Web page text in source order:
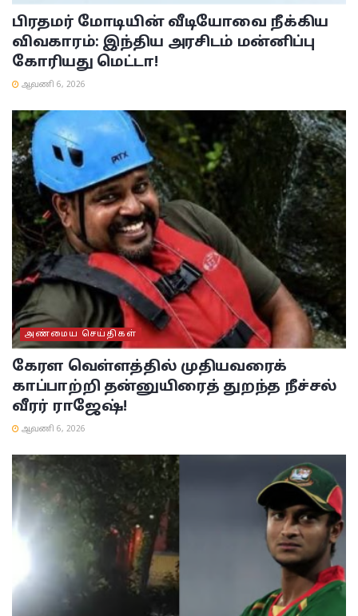
பிரதமர் மோடியின் வீடியோவை நீக்கிய
விவகாரம்: இந்திய அரசிடம் மன்னிப்பு
கோரியது மெட்டா!
ஆவணி 6, 2026
அண்மைய செய்திகள்
கேரள வெள்ளத்தில் முதியவரைக்
காப்பாற்றி தன்னுயிரைத் துறந்த நீச்சல்
வீரர் ராஜேஷ்!
ஆவணி 6, 2026